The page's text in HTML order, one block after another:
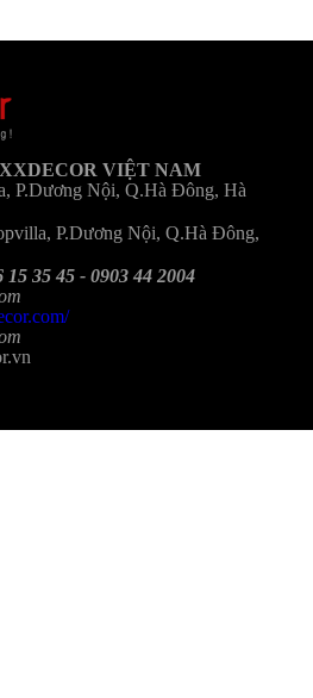
VIỆT NAM
P.Dương Nội, Q.Hà Đông, Hà
P.Dương Nội, Q.Hà Đông,
15 35 45 - 0903 44 2004